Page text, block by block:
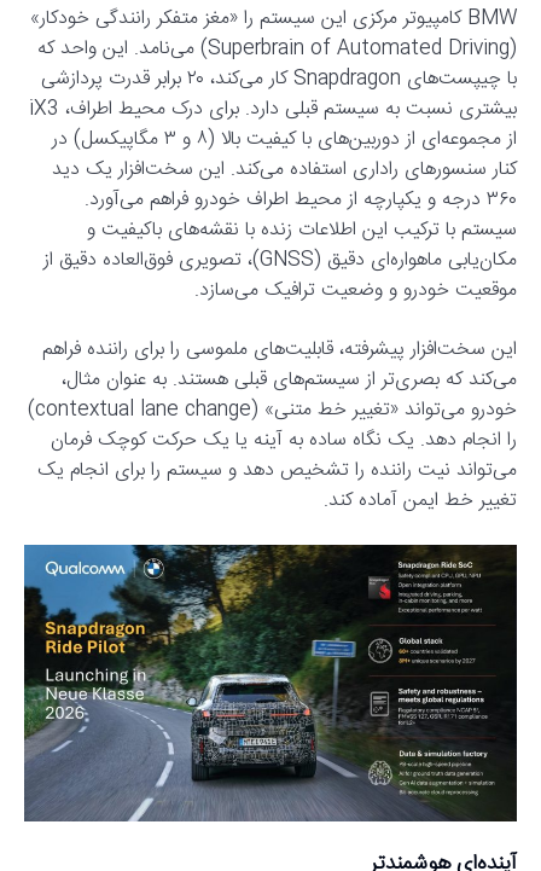
BMW کامپیوتر مرکزی این سیستم را «مغز متفکر رانندگی خودکار»
(Superbrain of Automated Driving) می‌نامد. این واحد که
با چیپست‌های Snapdragon کار می‌کند، ۲۰ برابر قدرت پردازشی
بیشتری نسبت به سیستم قبلی دارد. برای درک محیط اطراف، iX3
از مجموعه‌ای از دوربین‌های با کیفیت بالا (۸ و ۳ مگاپیکسل) در
کنار سنسورهای راداری استفاده می‌کند. این سخت‌افزار یک دید
۳۶۰ درجه و یکپارچه از محیط اطراف خودرو فراهم می‌آورد.
سیستم با ترکیب این اطلاعات زنده با نقشه‌های باکیفیت و
مکان‌یابی ماهواره‌ای دقیق (GNSS)، تصویری فوق‌العاده دقیق از
موقعیت خودرو و وضعیت ترافیک می‌سازد.
این سخت‌افزار پیشرفته، قابلیت‌های ملموسی را برای راننده فراهم
می‌کند که بصری‌تر از سیستم‌های قبلی هستند. به عنوان مثال،
خودرو می‌تواند «تغییر خط متنی» (contextual lane change)
را انجام دهد. یک نگاه ساده به آینه یا یک حرکت کوچک فرمان
می‌تواند نیت راننده را تشخیص دهد و سیستم را برای انجام یک
تغییر خط ایمن آماده کند.
آینده‌ای هوشمندتر